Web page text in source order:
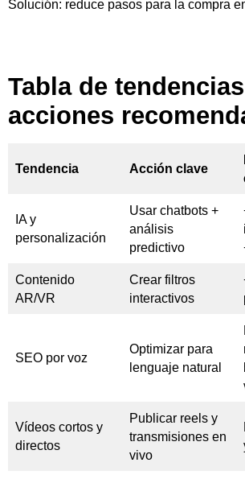
Solución: reduce pasos para la compra
Tabla de
acciones
Tendencia Acción clave
IA y
personalización
Usar chatbots +
análisis
predictivo
Contenido
AR/VR
Crear filtros
interactivos
SEO por voz
Optimizar para
lenguaje natural
Vídeos cortos y
directos
Publicar reels y
transmisiones en
vivo